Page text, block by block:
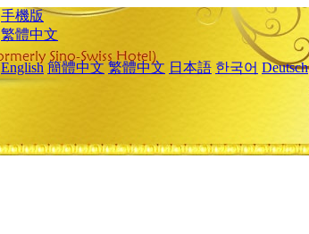
手機版
繁體中文
English 簡體中文 繁體中文 日本語 한국어 Deutsch